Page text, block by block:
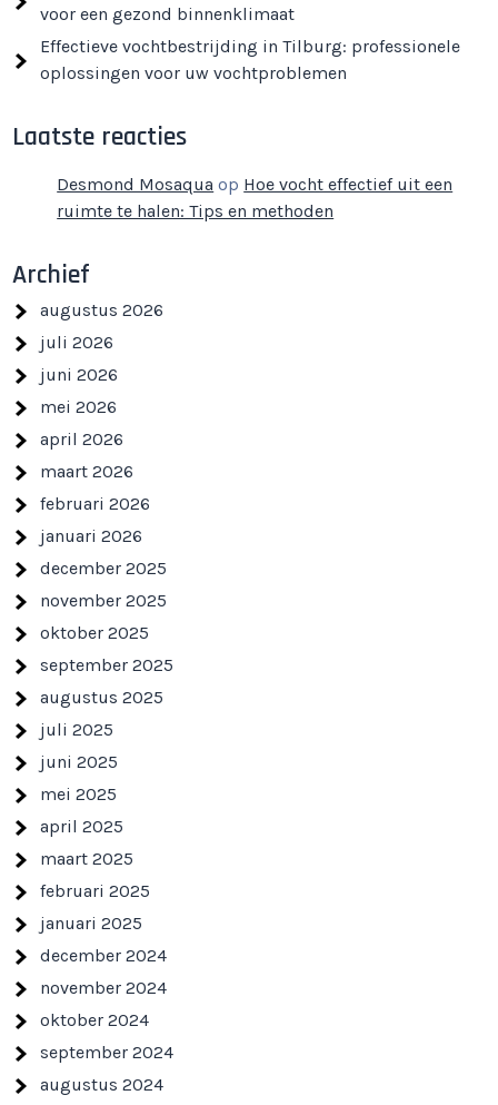
voor een gezond binnenklimaat
Effectieve vochtbestrijding in Tilburg: professionele
oplossingen voor uw vochtproblemen
Laatste reacties
Desmond Mosaqua op Hoe vocht effectief uit een
ruimte te halen: Tips en methoden
Archief
augustus 2026
juli 2026
juni 2026
mei 2026
april 2026
maart 2026
februari 2026
januari 2026
december 2025
november 2025
oktober 2025
september 2025
augustus 2025
juli 2025
juni 2025
mei 2025
april 2025
maart 2025
februari 2025
januari 2025
december 2024
november 2024
oktober 2024
september 2024
augustus 2024